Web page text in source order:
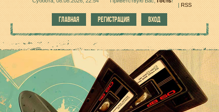
|RSS
ГЛАВНАЯ РЕГИСТРАЦИЯ ВХОД